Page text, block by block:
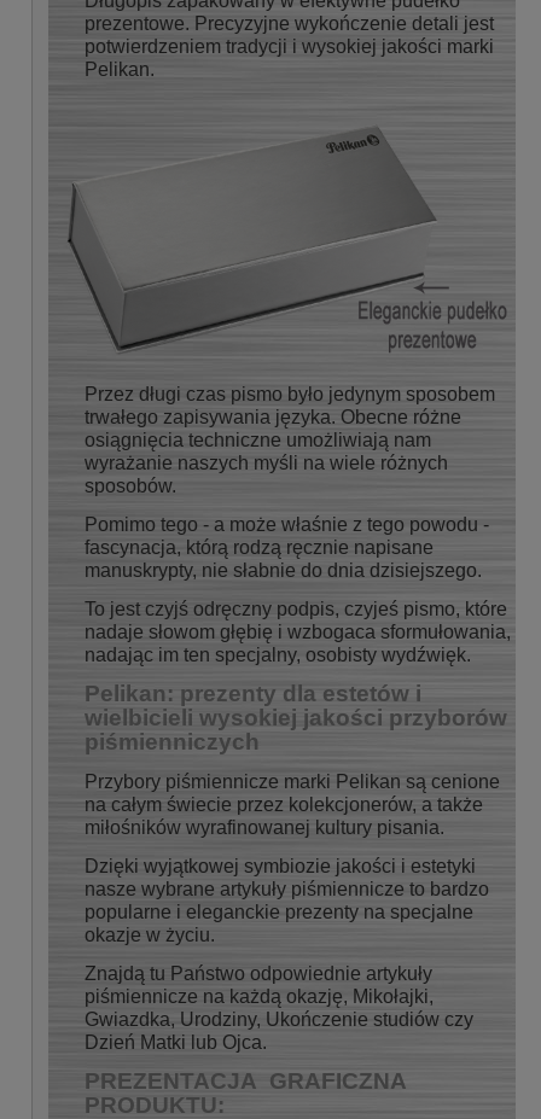
prezentowe. Precyzyjne wykończenie detali jest
potwierdzeniem tradycji i wysokiej jakości marki
Pelikan.
Przez długi czas pismo było jedynym sposobem
trwałego zapisywania języka. Obecne różne
osiągnięcia techniczne umożliwiają nam
wyrażanie naszych myśli na wiele różnych
sposobów.
Pomimo tego - a może właśnie z tego powodu -
fascynacja, którą rodzą ręcznie napisane
manuskrypty, nie słabnie do dnia dzisiejszego.
To jest czyjś odręczny podpis, czyjeś pismo, które
nadaje słowom głębię i wzbogaca sformułowania,
nadając im ten specjalny, osobisty wydźwięk.
Pelikan: prezenty dla estetów i
wielbicieli wysokiej jakości przyborów
piśmienniczych
Przybory piśmiennicze marki Pelikan są cenione
na całym świecie przez kolekcjonerów, a także
miłośników wyrafinowanej kultury pisania.
Dzięki wyjątkowej symbiozie jakości i estetyki
nasze wybrane artykuły piśmiennicze to bardzo
popularne i eleganckie prezenty na specjalne
okazje w życiu.
Znajdą tu Państwo odpowiednie artykuły
piśmiennicze na każdą okazję, Mikołajki,
Gwiazdka, Urodziny, Ukończenie studiów czy
Dzień Matki lub Ojca.
PREZENTACJA GRAFICZNA
PRODUKTU: